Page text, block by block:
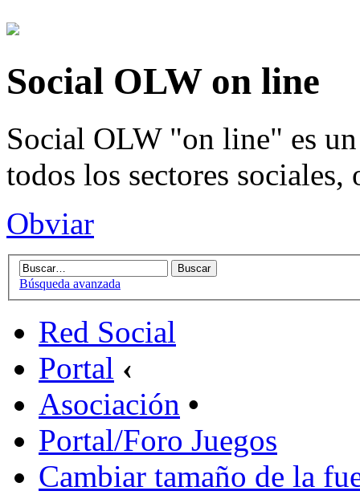
Social OLW on line
Social OLW "on line" es
todos los sectores sociales,
Obviar
Búsqueda avanzada
Red Social
Portal ‹
Asociación •
Portal/Foro Juegos
Cambiar tamaño de la